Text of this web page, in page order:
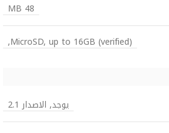
48 MB
MicroSD, up to 16GB (verified),
يوجد, الاصدار 2.1